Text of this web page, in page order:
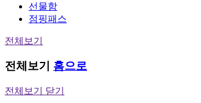
선물함
점핑패스
전체보기
전체보기 홈으로
전체보기 닫기